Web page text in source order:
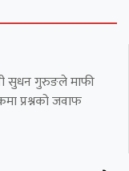
सुधन गुरुङले माफी
प्रश्नको जवाफ